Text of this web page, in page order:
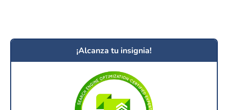
¡Alcanza tu insignia!